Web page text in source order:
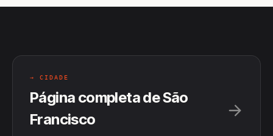
→ CIDADE
Página completa de São
Francisco